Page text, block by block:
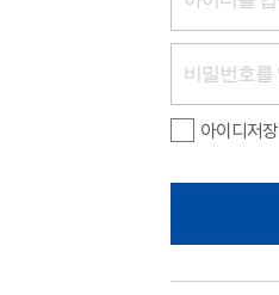
아이디저장